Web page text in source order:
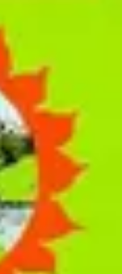
toners